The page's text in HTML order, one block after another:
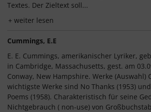
Textes. Der Zieltext soll...
weiter lesen
Cummings, E.E
E. E. Cummings, amerikanischer Lyriker,
in Cambridge, Massachusetts, gest. am
Conway, New Hampshire. Werke (Auswahl)
wichtigste Werke sind No Thanks (1953)
Poems (1958). Charakteristisch für seine
Nichtgebrauch ( non-use) von